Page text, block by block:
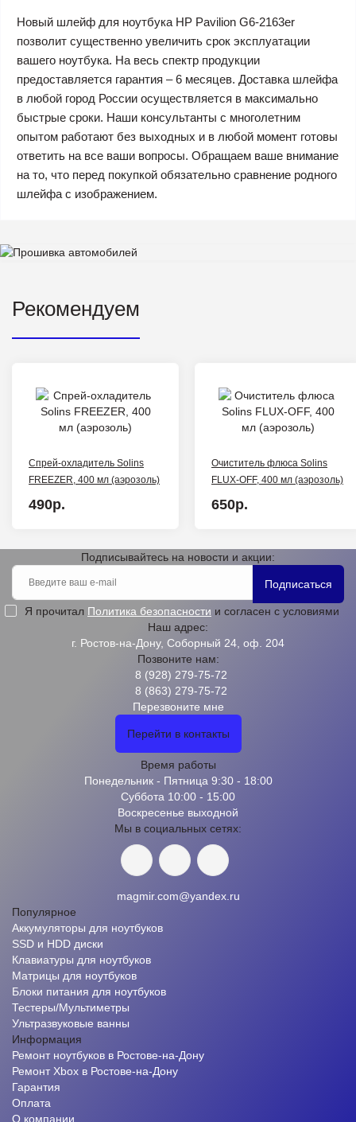
Новый шлейф для ноутбука HP Pavilion G6-2163er
позволит существенно увеличить срок эксплуатации
вашего ноутбука. На весь спектр продукции
предоставляется гарантия – 6 месяцев. Доставка шлейфа
в любой город России осуществляется в максимально
быстрые сроки. Наши консультанты с многолетним
опытом работают без выходных и в любой момент готовы
ответить на все ваши вопросы. Обращаем ваше внимание
на то, что перед покупкой обязательно сравнение родного
шлейфа с изображением.
Рекомендуем
Спрей-охладитель Solins
FREEZER, 400 мл (аэрозоль)
490р.
Очиститель флюса Solins
FLUX-OFF, 400 мл (аэрозоль)
650р.
Подписывайтесь на новости и акции:
Подписаться
Я прочитал Политика безопасности и согласен с условиями
Наш адрес:
г. Ростов-на-Дону, Соборный 24, оф. 204
Позвоните нам:
8 (928) 279-75-72
8 (863) 279-75-72
Перезвоните мне
Перейти в контакты
Время работы
Понедельник - Пятница 9:30 - 18:00
Суббота 10:00 - 15:00
Воскресенье выходной
Мы в социальных сетях:
magmir.com@yandex.ru
Популярное
Аккумуляторы для ноутбуков
SSD и HDD диски
Клавиатуры для ноутбуков
Матрицы для ноутбуков
Блоки питания для ноутбуков
Тестеры/Мультиметры
Ультразвуковые ванны
Информация
Ремонт ноутбуков в Ростове-на-Дону
Ремонт Xbox в Ростове-на-Дону
Гарантия
Оплата
О компании